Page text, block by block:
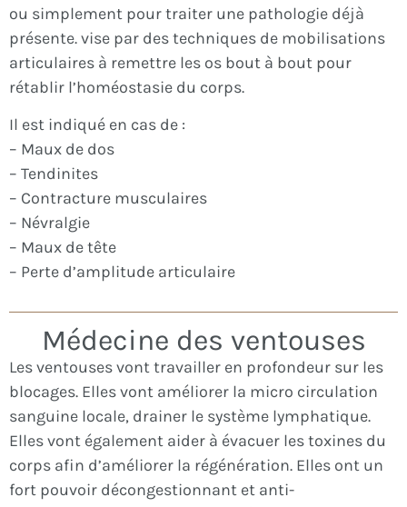
ou simplement pour traiter une pathologie déjà
présente. vise par des techniques de mobilisations
articulaires à remettre les os bout à bout pour
rétablir l’homéostasie du corps.​
Il est indiqué en cas de :
– Maux de dos
– Tendinites
– Contracture musculaires
– Névralgie
– Maux de tête
– Perte d’amplitude articulaire
Médecine des ventouses
Les ventouses vont travailler en profondeur sur les
blocages. Elles vont améliorer la micro circulation
sanguine locale, drainer le système lymphatique.
Elles vont également aider à évacuer les toxines du
corps afin d’améliorer la régénération. Elles ont un
fort pouvoir décongestionnant et anti-